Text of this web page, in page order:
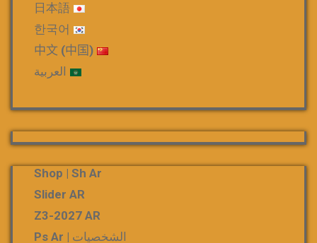
日本語
한국어
中文 (中国)
العربية
Shop | Sh Ar
Slider AR
Z3-2027 AR
الشخصيات | Ps Ar